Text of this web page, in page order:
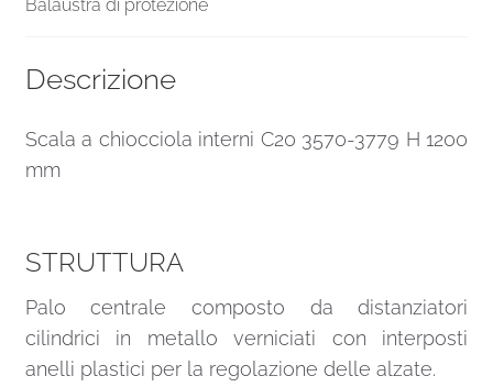
Balaustra di protezione
Descrizione
Scala a chiocciola interni C20 3570-3779 H 1200
mm
STRUTTURA
Palo centrale composto da distanziatori
cilindrici in metallo verniciati con interposti
anelli plastici per la regolazione delle alzate.